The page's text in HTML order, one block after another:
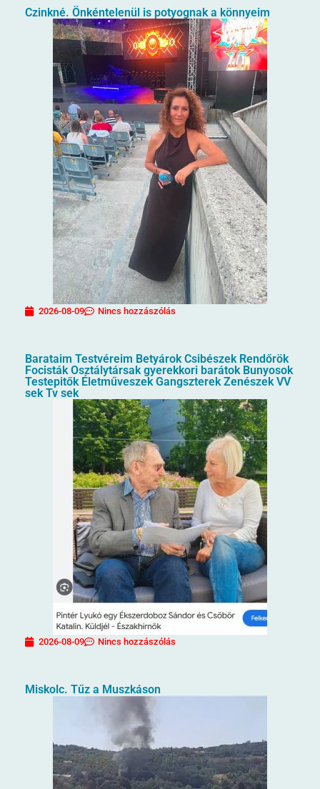
Czinkné. Önkéntelenül is potyognak a könnyeim
2026-08-09 Nincs hozzászólás
Barataim Testvéreim Betyárok Csibészek Rendőrök
Focisták Osztálytársak gyerekkori barátok Bunyosok
Testepitők Életműveszek Gangszterek Zenészek VV
sek Tv sek
2026-08-09 Nincs hozzászólás
Miskolc. Tűz a Muszkáson